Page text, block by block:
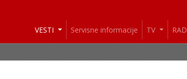
VESTI Servisne informacije TV